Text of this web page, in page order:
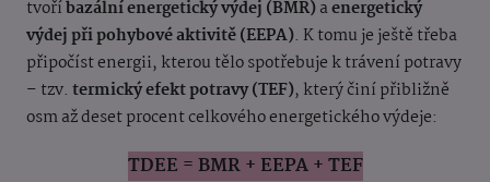
tvoříbazální energetický výdej (BMR)aenergetický
výdej při pohybové aktivitě (EEPA). K tomu je ještě třeba
připočíst energii, kterou tělo spotřebuje k trávení potravy
– tzv. termický efekt potravy (TEF), který činí přibližně
osm až deset procent celkového energetického výdeje:
TDEE = BMR + EEPA + TEF